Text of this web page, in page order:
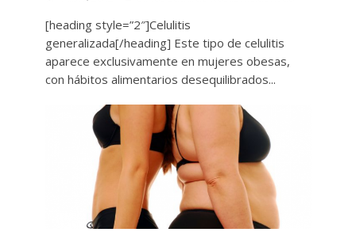
[heading style=”2″]Celulitis
generalizada[/heading] Este tipo de celulitis
aparece exclusivamente en mujeres obesas,
con hábitos alimentarios desequilibrados...